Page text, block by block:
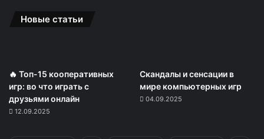
Новые статьи
🔥 Топ-15 кооперативных
игр: во что играть с
друзьями онлайн
12.09.2025
Скандалы и сенсации в
мире компьютерных игр
04.09.2025